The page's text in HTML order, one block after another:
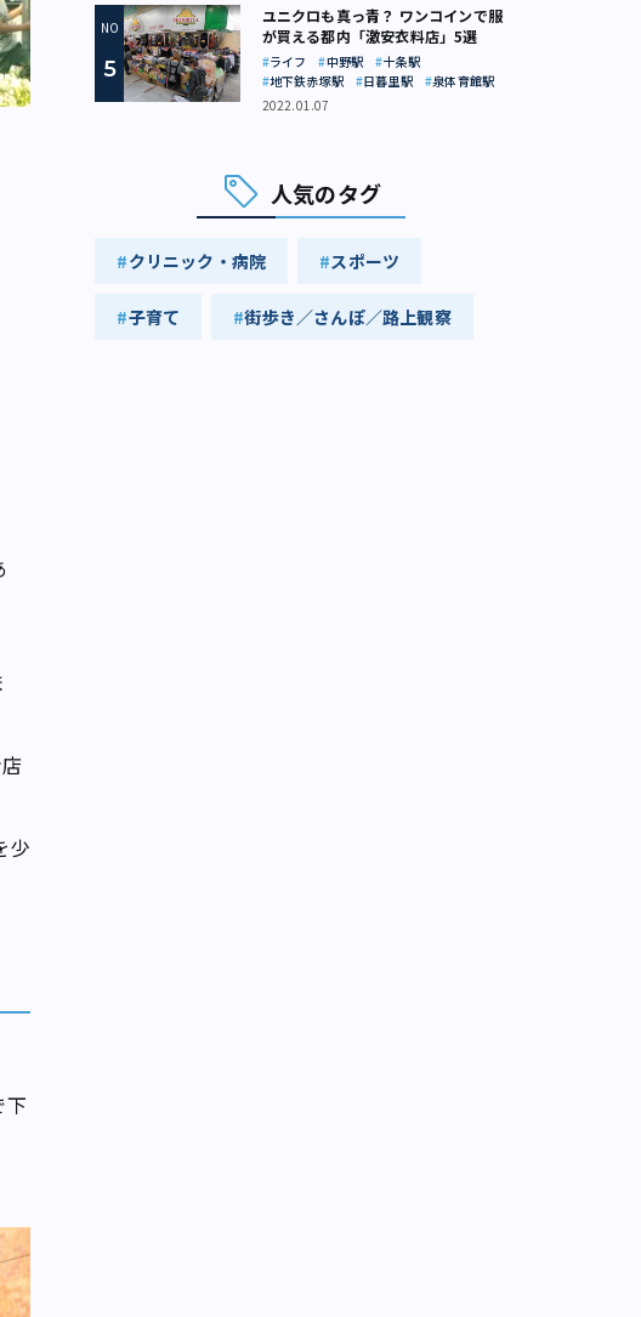
少
下
ユニクロも真っ青？ ワンコインで服
が買える都内「激安衣料店」5選
ライフ 中野駅
十条駅
地下鉄赤塚駅
日暮里駅
泉体育館駅
2022.01.07
人気のタグ
クリニック・病院 スポーツ
子育て 街歩き／さんぽ／路上観察